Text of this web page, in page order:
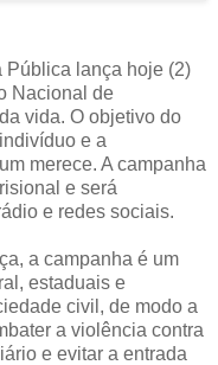
Pública lança hoje (2)
Nacional de
vida. O objetivo do
e a
merece. A campanha
e será
e redes sociais.
a campanha é um
estaduais e
civil, de modo a
a violência contra
e evitar a entrada